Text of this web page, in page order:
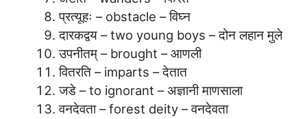
प्रत्यूहः – obstacle – विघ्न
दारकद्वय – two young boys – दोन लहान मुले
उपनीतम् – brought – आणली
वितरति – imparts – देतात
जडे – to ignorant – अज्ञानी माणसाला
वनदेवता – forest deity – वनदेवता